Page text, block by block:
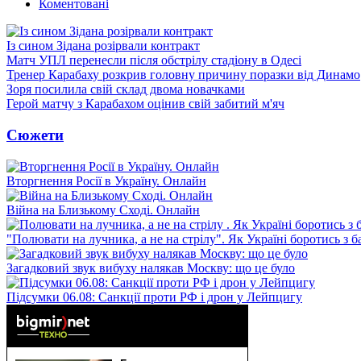
Коментовані
Із сином Зідана розірвали контракт
Матч УПЛ перенесли після обстрілу стадіону в Одесі
Тренер Карабаху розкрив головну причину поразки від Динамо
Зоря посилила свій склад двома новачками
Герой матчу з Карабахом оцінив свій забитий м'яч
Сюжети
Вторгнення Росії в Україну. Онлайн
Війна на Близькому Сході. Онлайн
"Полювати на лучника, а не на стрілу". Як Україні боротись з
Загадковий звук вибуху налякав Москву: що це було
Підсумки 06.08: Санкції проти РФ і дрон у Лейпцигу